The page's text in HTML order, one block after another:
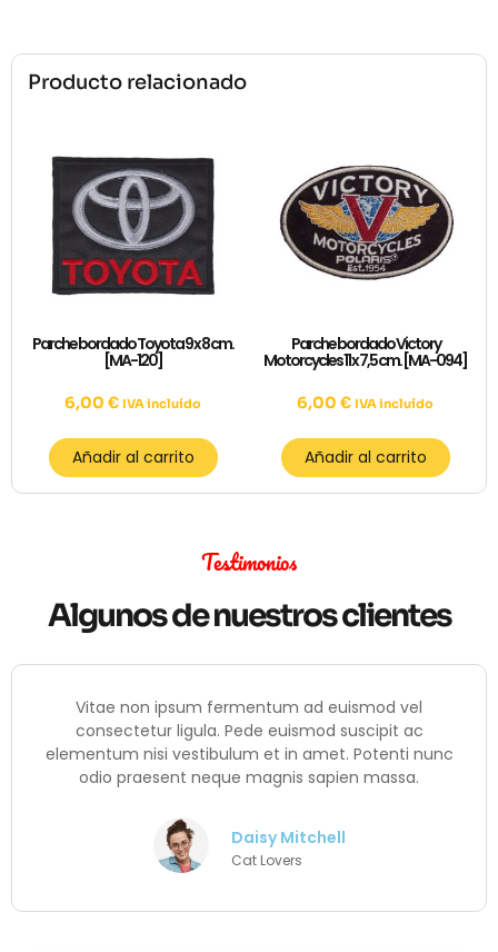
Producto relacionado
Parche bordado Toyota 9 x 8 cm.
[MA-120]
6,00 € IVA incluído
Añadir al carrito
Parche bordado Victory
Motorcycles 11 x 7,5 cm. [MA-094]
6,00 € IVA incluído
Añadir al carrito
Testimonios
Algunos de nuestros clientes
Vitae non ipsum fermentum ad euismod vel
consectetur ligula. Pede euismod suscipit ac
elementum nisi vestibulum et in amet. Potenti nunc
odio praesent neque magnis sapien massa.
Daisy Mitchell
Cat Lovers